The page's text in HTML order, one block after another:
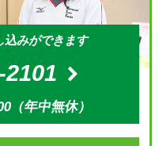
込みができます
2101
（年中無休）